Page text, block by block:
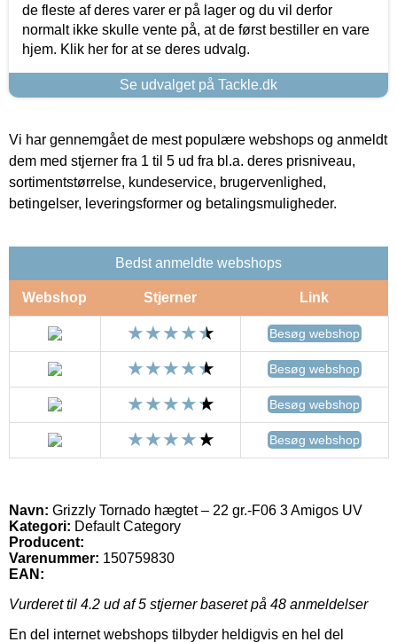
de fleste af deres varer er på lager og du vil derfor
normalt ikke skulle vente på, at de først bestiller en vare
hjem. Klik her for at se deres udvalg.
Se udvalget på Tackle.dk
Vi har gennemgået de mest populære webshops og anmeldt
dem med stjerner fra 1 til 5 ud fra bl.a. deres prisniveau,
sortimentstørrelse, kundeservice, brugervenlighed,
betingelser, leveringsformer og betalingsmuligheder.
Bedst anmeldte webshops
Webshop Stjerner Link
Besøg webshop
Besøg webshop
Besøg webshop
Besøg webshop
Navn: Grizzly Tornado hægtet – 22 gr.-F06 3 Amigos UV
Kategori: Default Category
Producent:
Varenummer: 150759830
EAN:
Vurderet til 4.2 ud af 5 stjerner baseret på 48 anmeldelser
En del internet webshops tilbyder heldigvis en hel del